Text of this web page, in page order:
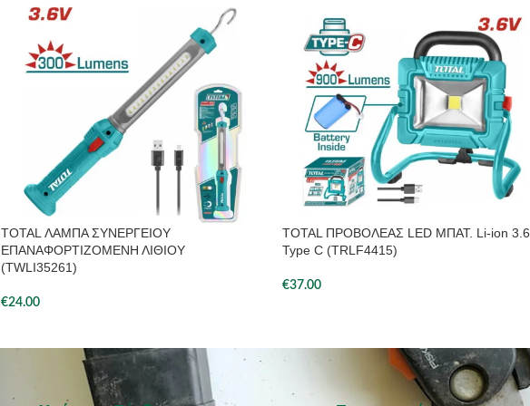
TOTAL ΛΑΜΠΑ ΣΥΝΕΡΓΕΙΟΥ
ΕΠΑΝΑΦΟΡΤΙΖΟΜΕΝΗ ΛΙΘΙΟΥ
(TWLI35261)
€24.00
TOTAL ΠΡΟΒΟΛΕΑΣ LED ΜΠΑΤ. Li-ion
Type C (TRLF4415)
€37.00